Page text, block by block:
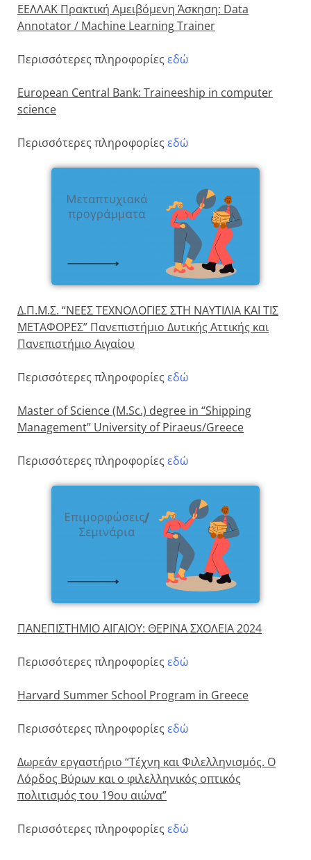
ΕΕΛΛΑΚ Πρακτική Αμειβόμενη Άσκηση: Data
Annotator/ Machine LearningTrainer
Περισσότερες πληροφορίες εδώ
European Central Bank: Traineeship in computer
science
Περισσότερες πληροφορίες εδώ
Δ.Π.Μ.Σ. “ΝΕΕΣ ΤΕΧΝΟΛΟΓΙΕΣ ΣΤΗ ΝΑΥΤΙΛΙΑ ΚΑΙ ΤΙΣ
ΜΕΤΑΦΟΡΕΣ” Πανεπιστήμιο Δυτικής Αττικής και
Πανεπιστήμιο Αιγαίου
Περισσότερες πληροφορίες εδώ
Master of Science (M.Sc.) degree in “Shipping
Management” University of Piraeus/Greece
Περισσότερες πληροφορίες εδώ
ΠΑΝΕΠΙΣΤΗΜΙΟ ΑΙΓΑΙΟΥ: ΘΕΡΙΝΑ ΣΧΟΛΕΙΑ 2024
Περισσότερες πληροφορίες εδώ
Harvard Summer School Program in Greece
Περισσότερες πληροφορίες εδώ
Δωρεάν εργαστήριο “Τέχνη και Φιλελληνισμός. O
Λόρδος Βύρων και ο φιλελληνικός οπτικός
πολιτισμός του 19ου αιώνα”
Περισσότερες πληροφορίες εδώ